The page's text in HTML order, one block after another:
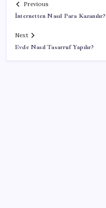
Previous
İnternetten Nasıl Para Kazanılır?
Next
Evde Nasıl Tasarruf Yapılır?